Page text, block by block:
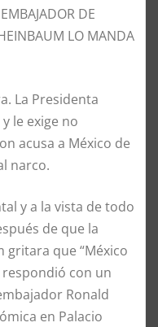
DE
LO MANDA
La Presidenta
le exige no
acusa a México de
narco.
y a la vista de todo
de que la
gritara que “México
respondió con un
Ronald
en Palacio